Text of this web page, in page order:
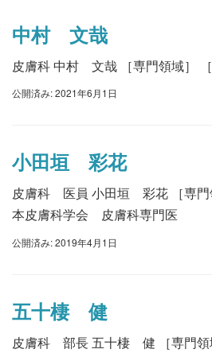
中村 文哉
皮膚科 中村 文哉 ［専門領域］ ［
公開済み: 2021年6月1日
小田垣 彩花
皮膚科 医員 小田垣 彩花 ［専門
本皮膚科学会 皮膚科専門医
公開済み: 2019年4月1日
五十棲 健
皮膚科 部長 五十棲 健 ［専門領